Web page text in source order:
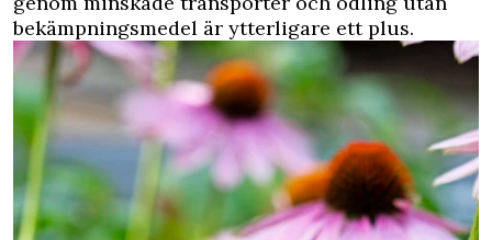
bekämpningsmedel är ytterligare ett plus.